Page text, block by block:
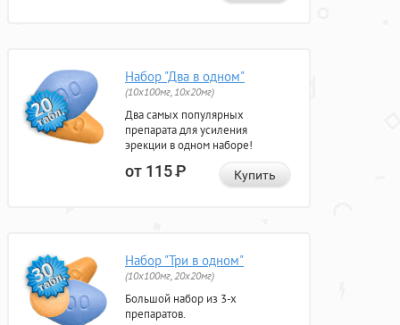
Набор "Два в одном"
(10x100мг, 10x20мг)
Два самых популярных
препарата для усиления
эрекции в одном наборе!
от 115Р Купить
Набор "Три в одном"
(10x100мг, 20x20мг)
Большой набор из 3-х
препаратов.